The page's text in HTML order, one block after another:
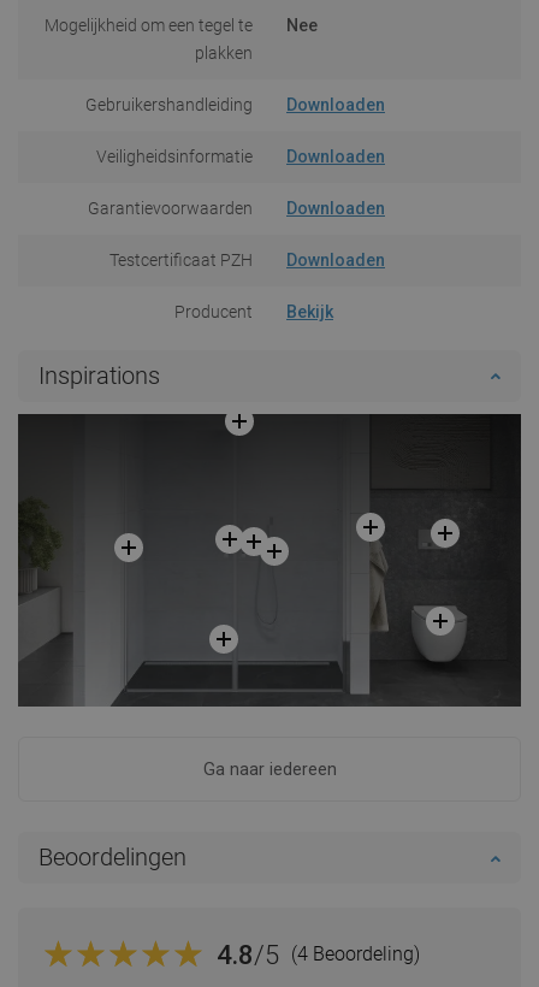
Mogelijkheid om een tegel te
plakken
Nee
Gebruikershandleiding Downloaden
Veiligheidsinformatie Downloaden
Garantievoorwaarden Downloaden
Testcertificaat PZH Downloaden
Producent Bekijk
Inspirations
Ga naar iedereen
Beoordelingen
4.8/5 (4 Beoordeling)